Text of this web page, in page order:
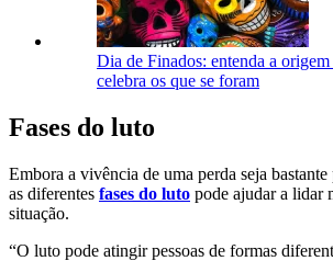
Dia de Finados: entenda a origem
celebra os que se foram
Fases do luto
Embora a vivência de uma perda seja
as diferentes fases do luto pode ajudar a lidar
situação.
“O luto pode atingir pessoas de formas